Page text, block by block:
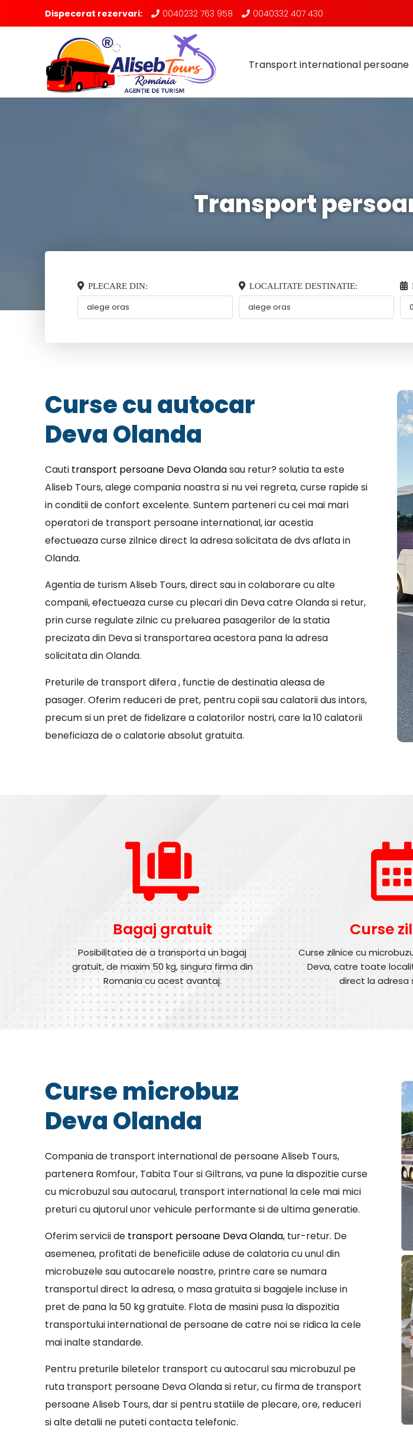
Dispecerat rezervari: 0040232 763 958 0040332 407 430
Transport international persoane
Transport
PLECARE DIN: LOCALITATE DESTINATIE:
Curse cu autocar
Deva Olanda
Cauti transport persoane Deva Olandasau retur? solutia ta este
Aliseb Tours, alege compania noastra si nu vei regreta, curse rapide si
in conditii de confort excelente. Suntem parteneri cu cei mai mari
operatori de transport persoane international, iar acestia
efectueaza curse zilnice direct la adresa solicitata de dvs aflata in
Olanda.
Agentia de turism Aliseb Tours, direct sau in colaborare cu alte
companii, efectueaza curse cu plecari din Deva catre Olanda si retur,
prin curse regulate zilnic cu preluarea pasagerilor de la statia
precizata din Deva si transportarea acestora pana la adresa
solicitata din Olanda.
Preturile de transport difera , functie de destinatia aleasa de
pasager. Oferim reduceri de pret, pentru copii sau calatorii dus intors,
precum si un pret de fidelizare a calatorilor nostri, care la 10 calatorii
beneficiaza de o calatorie absolut gratuita.
Bagaj gratuit
Posibilitatea de a transporta un bagaj
gratuit, de maxim 50 kg, singura firma din
Romania cu acest avantaj.
Curse
Curse zilnice cu
Deva, catre toate
direct la adresa
Curse microbuz
Deva Olanda
Compania de transport international de persoane Aliseb Tours,
partenera Romfour, Tabita Tour si Giltrans, va pune la dispozitie curse
cu microbuzul sau autocarul, transport international la cele mai mici
preturi cu ajutorul unor vehicule performante si de ultima generatie.
Oferim servicii de transport persoane Deva Olanda, tur-retur. De
asemenea, profitati de beneficiile aduse de calatoria cu unul din
microbuzele sau autocarele noastre, printre care se numara
transportul direct la adresa, o masa gratuita si bagajele incluse in
pret de pana la 50 kg gratuite. Flota de masini pusa la dispozitia
transportului international de persoane de catre noi se ridica la cele
mai inalte standarde.
Pentru preturile biletelor transport cu autocarul sau microbuzul pe
ruta transport persoane Deva Olanda si retur, cu firma de transport
persoane Aliseb Tours, dar si pentru statiile de plecare, ore, reduceri
si alte detalii ne puteti contacta telefonic.